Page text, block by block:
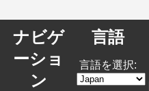
ナビゲ
ーショ
ン
言語
言語を選択: